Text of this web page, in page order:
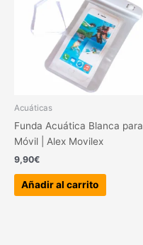
Acuáticas
Funda Acuática Blanca para
Móvil | Alex Movilex
9,90€
Añadir al carrito